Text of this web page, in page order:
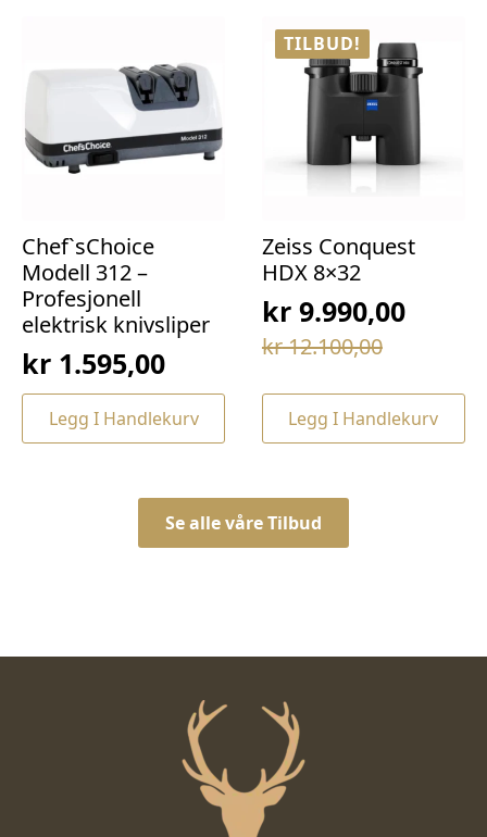
Chef`sChoice
Modell 312 –
Profesjonell
elektrisk knivsliper
kr 1.595,00
Legg I Handlekurv
TILBUD!
Zeiss Conquest
HDX 8×32
kr12.100,00
Opprinnelig
var:
kr 12.100,00.
kr9.990,00
Nåværende
er:
kr 9.990,00.
Legg I Handlekurv
Se alle våre Tilbud